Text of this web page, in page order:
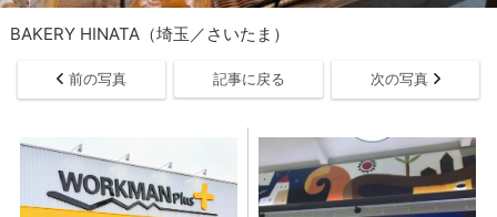
BAKERY HINATA（埼玉／さいたま）
前の写真 記事に戻る 次の写真